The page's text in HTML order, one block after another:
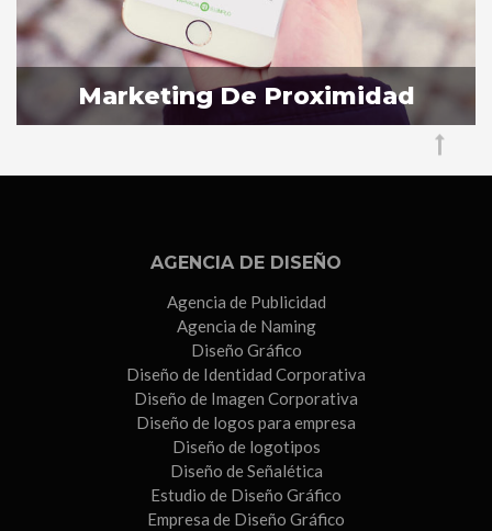
Marketing De Proximidad
AGENCIA DE DISEÑO
Agencia de Publicidad
Agencia de Naming
Diseño Gráfico
Diseño de Identidad Corporativa
Diseño de Imagen Corporativa
Diseño de logos para empresa
Diseño de logotipos
Diseño de Señalética
Estudio de Diseño Gráfico
Empresa de Diseño Gráfico